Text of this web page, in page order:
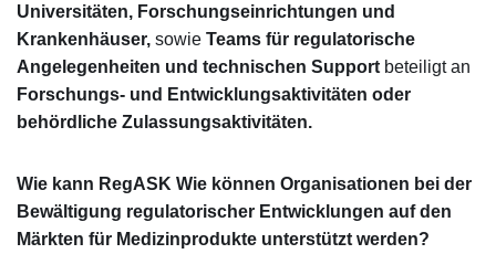
Universitäten, Forschungseinrichtungen und
Krankenhäuser, sowie Teams für regulatorische
Angelegenheiten und technischen Support beteiligt an
Forschungs- und Entwicklungsaktivitäten oder
behördliche Zulassungsaktivitäten.
Wie kann RegASK Wie können Organisationen bei der
Bewältigung regulatorischer Entwicklungen auf den
Märkten für Medizinprodukte unterstützt werden?